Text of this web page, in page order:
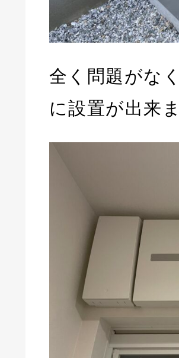
全く問題がな
に設置が出来